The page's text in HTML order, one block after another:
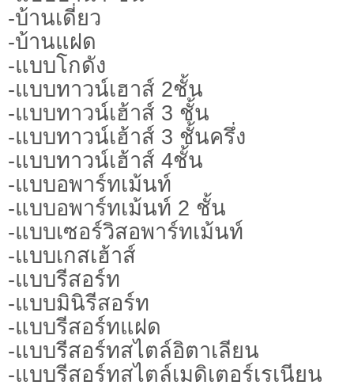
-บ้านเดี่ยว
-บ้านแฝด
-แบบโกดัง
-แบบทาวน์เฮาส์ 2ชั้น
-แบบทาวน์เฮ้าส์ 3 ชั้น
-แบบทาวน์เฮ้าส์ 3 ชั้นครึ่ง
-แบบทาวน์เฮ้าส์ 4ชั้น
-แบบอพาร์ทเม้นท์
-แบบอพาร์ทเม้นท์ 2 ชั้น
-แบบเซอร์วิสอพาร์ทเม้นท์
-แบบเกสเฮ้าส์
-แบบรีสอร์ท
-แบบมินิรีสอร์ท
-แบบรีสอร์ทแฝด
-แบบรีสอร์ทสไตล์อิตาเลียน
-แบบรีสอร์ทสไตล์เมดิเตอร์เรเนียน